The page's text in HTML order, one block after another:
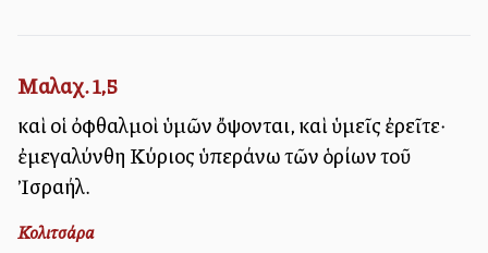
Μαλαχ. 1,5
καὶ οἱ ὀφθαλμοὶ ὑμῶν ὄψονται, καὶ ὑμεῖς ἐρεῖτε·
ἐμεγαλύνθη Κύριος ὑπεράνω τῶν ὁρίων τοῦ
Ἰσραήλ.
Κολιτσάρα